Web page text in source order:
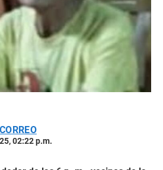
02:22 p.m.